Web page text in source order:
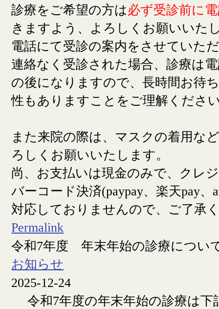
診療をご希望の方は必ず受診前に
きますよう、よろしくお願いいた
電話にて受診の案内をさせていた
連絡なく受診された場合、診療は
の後になりますので、長時間お待
性もありますことをご理解くださ
また来院の際は、マスクの着用な
ろしくお願いいたします。
尚、お支払いは現金のみで、クレ
バーコード決済(paypay、楽天pay、
対応しておりませんので、ご了承
Permalink
令和7年度 年末年始の診療につい
お知らせ
2025-12-24
令和7年度の年末年始の診療は下